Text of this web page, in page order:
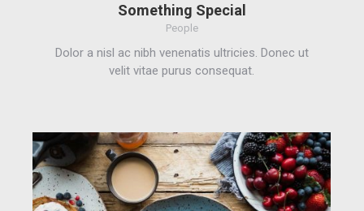
Something Special
People
Dolor a nisl ac nibh venenatis ultricies. Donec ut
velit vitae purus consequat.